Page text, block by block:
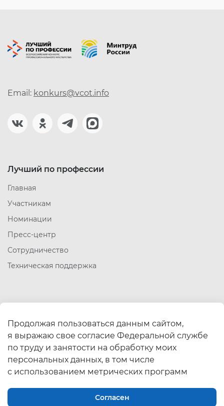
Продолжая пользоваться данным сайтом,
я выражаю свое согласие Федеральной службе
по труду и занятости на обработку моих
персональных данных, в том числе
с использованием метрических программ
Согласен
Email: konkurs@vcot.info
Лучший по профессии
Главная
Участникам
Номинации
Пресс-центр
Сотрудничество
Техническая поддержка
Работа в России
Минтруд России
Роструд